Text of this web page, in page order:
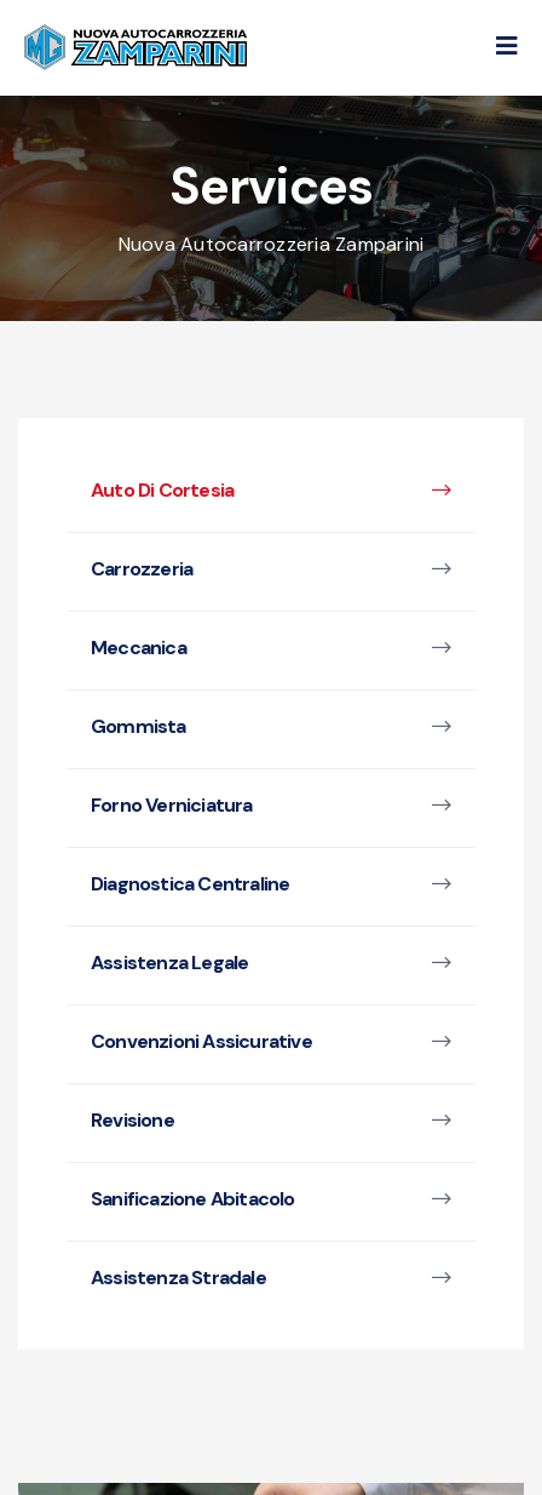
Services
Nuova Autocarrozzeria Zamparini
Auto Di Cortesia
Carrozzeria
Meccanica
Gommista
Forno Verniciatura
Diagnostica Centraline
Assistenza Legale
Convenzioni Assicurative
Revisione
Sanificazione Abitacolo
Assistenza Stradale